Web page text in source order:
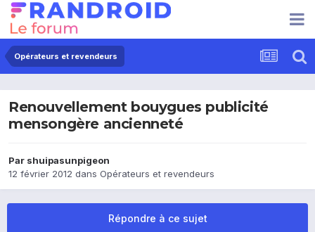
Opérateurs et revendeurs
Renouvellement bouygues publicité
mensongère ancienneté
Par shuipasunpigeon
12 février 2012 dans Opérateurs et revendeurs
Répondre à ce sujet